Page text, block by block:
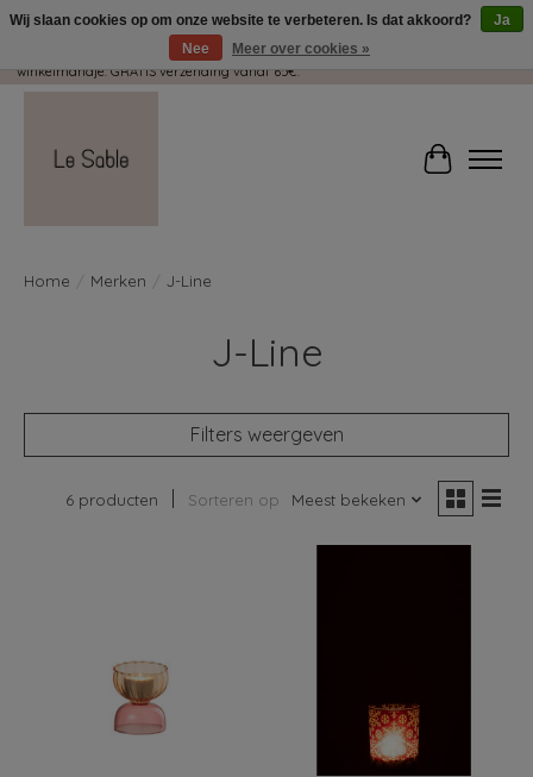
Wij pakken met plezier jouw kadootjes GRATIS in! Duid dit zeker aan in je
winkelmandje. GRATIS verzending vanaf 65€.
Home Merken J-Line
J-Line
Filters weergeven
6 producten Sorteren op Meest bekeken
Wij slaan cookies op om onze website te verbeteren. Is dat akkoord?
Ja
Nee
Meer over cookies »